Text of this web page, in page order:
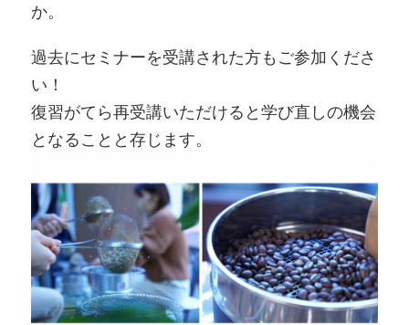
か。
過去にセミナーを受講された方もご参加くださ
い！
復習がてら再受講いただけると学び直しの機会
となることと存じます。